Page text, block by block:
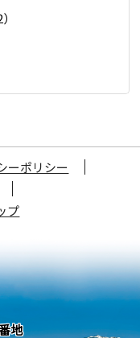
ーポリシー
プ
地